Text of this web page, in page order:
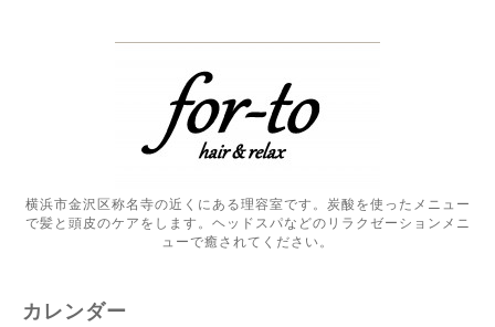
横浜市金沢区称名寺の近くにある理容室です。炭酸を使ったメニュー
で髪と頭皮のケアをします。ヘッドスパなどのリラクゼーションメニ
ューで癒されてください。
カレンダー